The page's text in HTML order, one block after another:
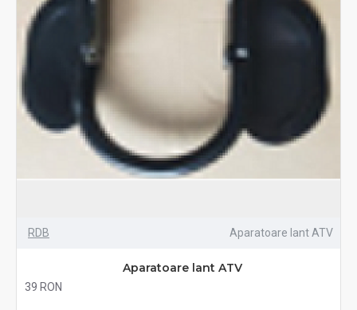
RDB Aparatoare lant ATV
Aparatoare lant ATV
39 RON